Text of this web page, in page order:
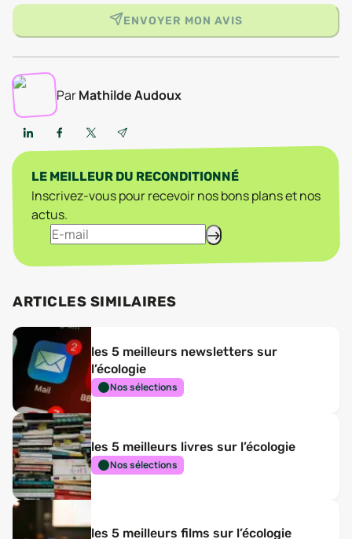
ENVOYER MON AVIS
ParMathilde Audoux
LE MEILLEUR DU RECONDITIONNÉ
Inscrivez-vous pour recevoir nos bons plans et nos
actus.
ARTICLES SIMILAIRES
les 5 meilleurs newsletters sur
l’écologie
Nos sélections
les 5 meilleurs livres sur l’écologie
Nos sélections
les 5 meilleurs films sur l’écologie